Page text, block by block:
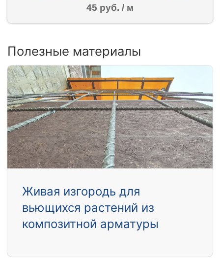
45 руб. / м
Полезные материалы
Живая изгородь для
вьющихся растений из
композитной арматуры